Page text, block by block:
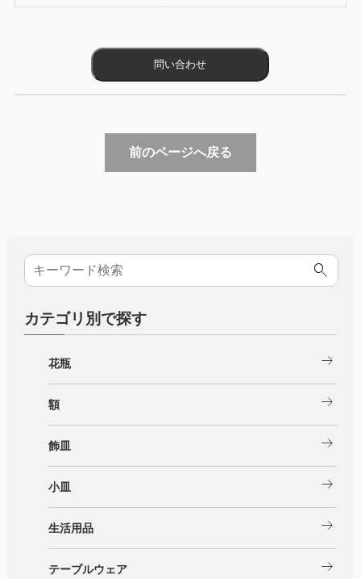
前のページへ戻る
カテゴリ別で探す
花瓶 arrow_right_alt
額 arrow_right_alt
飾皿 arrow_right_alt
小皿 arrow_right_alt
生活用品 arrow_right_alt
テーブルウェア arrow_right_alt